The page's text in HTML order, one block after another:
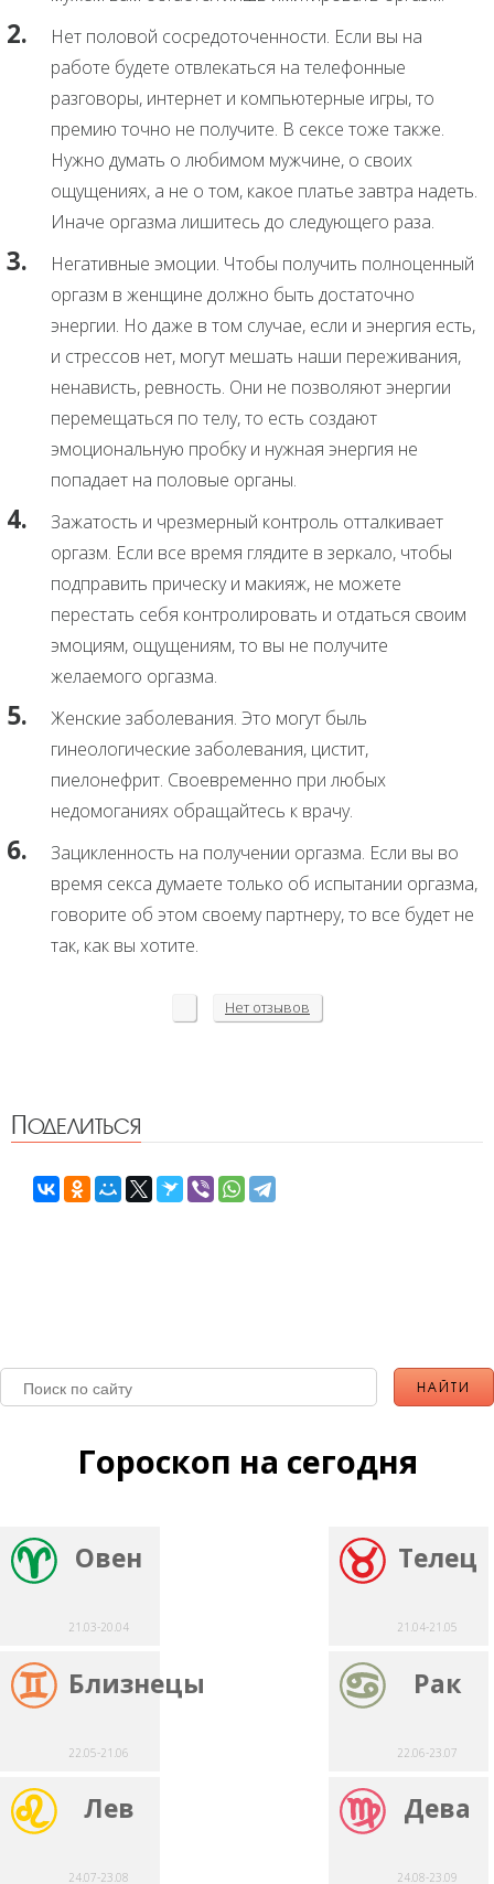
Нет половой сосредоточенности. Если вы на
работе будете отвлекаться на телефонные
разговоры, интернет и компьютерные игры, то
премию точно не получите. В сексе тоже также.
Нужно думать о любимом мужчине, о своих
ощущениях, а не о том, какое платье завтра надеть.
Иначе оргазма лишитесь до следующего раза.
Негативные эмоции. Чтобы получить полноценный
оргазм в женщине должно быть достаточно
энергии. Но даже в том случае, если и энергия есть,
и стрессов нет, могут мешать наши переживания,
ненависть, ревность. Они не позволяют энергии
перемещаться по телу, то есть создают
эмоциональную пробку и нужная энергия не
попадает на половые органы.
Зажатость и чрезмерный контроль отталкивает
оргазм. Если все время глядите в зеркало, чтобы
подправить прическу и макияж, не можете
перестать себя контролировать и отдаться своим
эмоциям, ощущениям, то вы не получите
желаемого оргазма.
Женские заболевания. Это могут быль
гинеологические заболевания, цистит,
пиелонефрит. Своевременно при любых
недомоганиях обращайтесь к врачу.
Зацикленность на получении оргазма. Если вы во
время секса думаете только об испытании оргазма,
говорите об этом своему партнеру, то все будет не
так, как вы хотите.
Нет отзывов
Поделиться
Гороскоп на сегодня
Овен
21.03-20.04
Телец
21.04-21.05
Близнецы
22.05-21.06
Рак
22.06-23.07
Лев
24.07-23.08
Дева
24.08-23.09